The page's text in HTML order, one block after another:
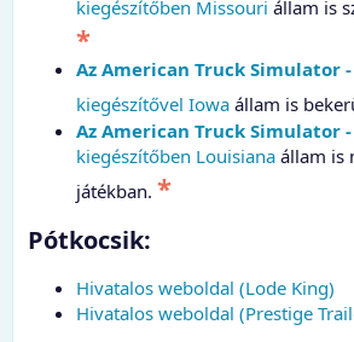
kiegészítőben Missouri állam is
*
Az American Truck Simulator
kiegészítővel Iowa állam is
Az American Truck Simulator
kiegészítőben Louisiana állam is
játékban. *
Pótkocsik:​
Hivatalos weboldal (Lode King)
Hivatalos weboldal (Prestige